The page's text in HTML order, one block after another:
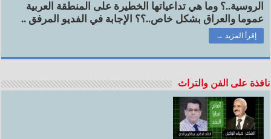
الروسية..؟ وما هي تداعياتها الخطيرة على المنطقة العربية
عموما والعراق بشكل خاص..؟؟ الإجابة في الفديو المرفق ..
إقرأ المزيد →
نافذة على الفن والتراث